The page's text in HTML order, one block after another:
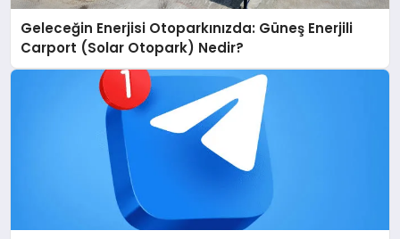
Geleceğin Enerjisi Otoparkınızda: Güneş Enerjili
Carport (Solar Otopark) Nedir?